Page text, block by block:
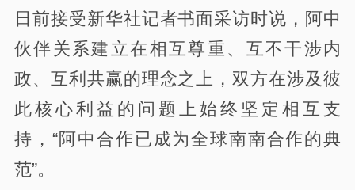
日前接受新华社记者书面采访时说，阿中
伙伴关系建立在相互尊重、互不干涉内
政、互利共赢的理念之上，双方在涉及彼
此核心利益的问题上始终坚定相互支
持，“阿中合作已成为全球南南合作的典
范”。